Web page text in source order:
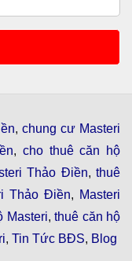
, chung cư Masteri
, cho thuê căn hộ
Thảo Điền,thuê
Thảo Điền, Masteri
Masteri, thuê căn hộ
, Tin Tức BĐS, Blog